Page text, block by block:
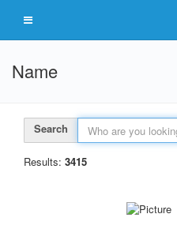
Name
Search
Results: 3415